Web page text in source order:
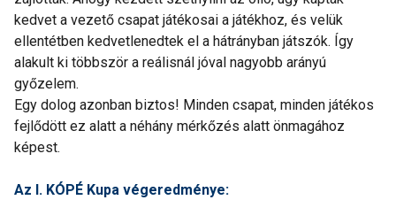
kedvet a vezető csapat játékosai a játékhoz, és velük
ellentétben kedvetlenedtek el a hátrányban játszók. Így
alakult ki többször a reálisnál jóval nagyobb arányú
győzelem.
Egy dolog azonban biztos! Minden csapat, minden játékos
fejlődött ez alatt a néhány mérkőzés alatt önmagához
képest.
Az I. KÓPÉ Kupa végeredménye: